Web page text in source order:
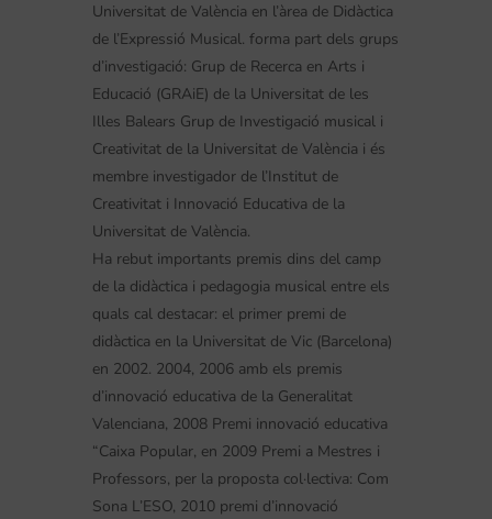
Universitat de València en l’àrea de Didàctica
de l’Expressió Musical. forma part dels grups
d’investigació: Grup de Recerca en Arts i
Educació (GRAiE) de la Universitat de les
Illes Balears Grup de Investigació musical i
Creativitat de la Universitat de València i és
membre investigador de l’Institut de
Creativitat i Innovació Educativa de la
Universitat de València.
Ha rebut importants premis dins del camp
de la didàctica i pedagogia musical entre els
quals cal destacar: el primer premi de
didàctica en la Universitat de Vic (Barcelona)
en 2002. 2004, 2006 amb els premis
d’innovació educativa de la Generalitat
Valenciana, 2008 Premi innovació educativa
“Caixa Popular, en 2009 Premi a Mestres i
Professors, per la proposta col·lectiva: Com
Sona L’ESO, 2010 premi d’innovació